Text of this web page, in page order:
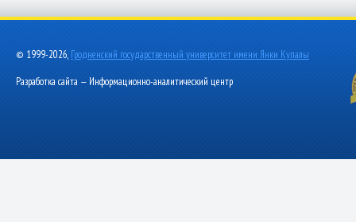
© 1999-2026, Гродненский государственный университет имени Янки Купалы
Разработка сайта — Информационно-аналитический центр